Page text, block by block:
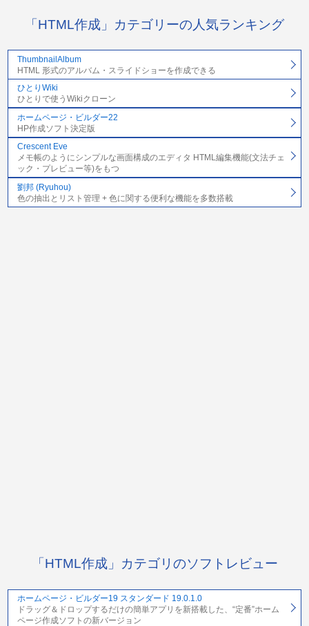
「HTML作成」カテゴリーの人気ランキング
ThumbnailAlbum
HTML 形式のアルバム・スライドショーを作成できる
ひとりWiki
ひとりで使うWikiクローン
ホームページ・ビルダー22
HP作成ソフト決定版
Crescent Eve
メモ帳のようにシンプルな画面構成のエディタ HTML編集機能(文法チェ
ック・プレビュー等)をもつ
劉邦 (Ryuhou)
色の抽出とリスト管理 + 色に関する便利な機能を多数搭載
「HTML作成」カテゴリのソフトレビュー
ホームページ・ビルダー19 スタンダード 19.0.1.0
ドラッグ＆ドロップするだけの簡単アプリを新搭載した、“定番”ホーム
ページ作成ソフトの新バージョン